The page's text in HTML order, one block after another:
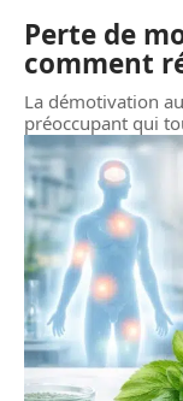
Perte de
comment
La démotivation
préoccupant qui